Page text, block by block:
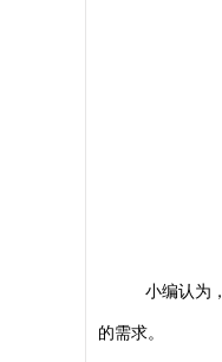
小编认为
的需求。